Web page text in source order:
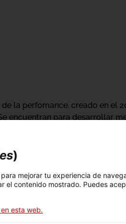
la perfomance, creado en el
encuentran para desarrollar
estas conexiones. A lo
de cuerpo-
y en presentaciones
)
mejorar tu experiencia de
el contenido mostrado. Puedes
esta web.